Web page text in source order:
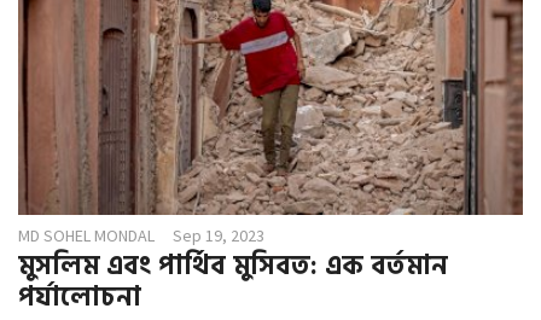
MD SOHEL MONDAL Sep 19, 2023
মুসলিম এবং পার্থিব মুসিবত: এক বর্তমান
পর্যালোচনা